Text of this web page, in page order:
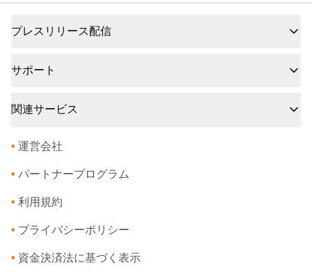
プレスリリース配信
サポート
関連サービス
• 運営会社
• パートナープログラム
• 利用規約
• プライバシーポリシー
• 資金決済法に基づく表示